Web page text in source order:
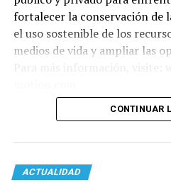
fortalecer la conservación de
el uso sostenible de los
medios de vida y ampliar las
CONTINUAR
ACTUALIDAD